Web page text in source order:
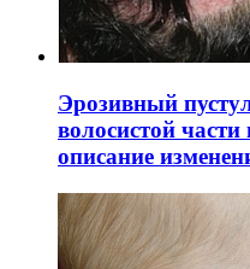
Эрозивный
волосистой
описание